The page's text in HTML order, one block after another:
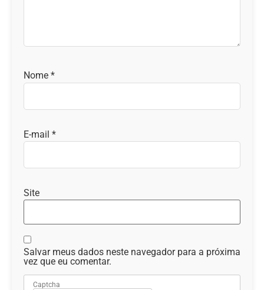
Nome *
E-mail *
Site
Salvar meus dados neste navegador para a próxima
vez que eu comentar.
Captcha